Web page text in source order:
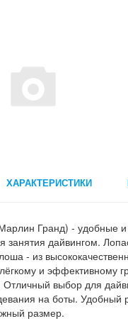
ХАРАКТЕРИСТИКИ
Гранд) - удобные и
занятия дайвингом.
- из
и эффективному
выбор для
на боты. Удобный
размер.